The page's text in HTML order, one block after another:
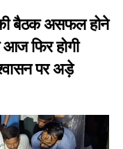
की बैठक असफल होने
फिर होगी
पर अड़े